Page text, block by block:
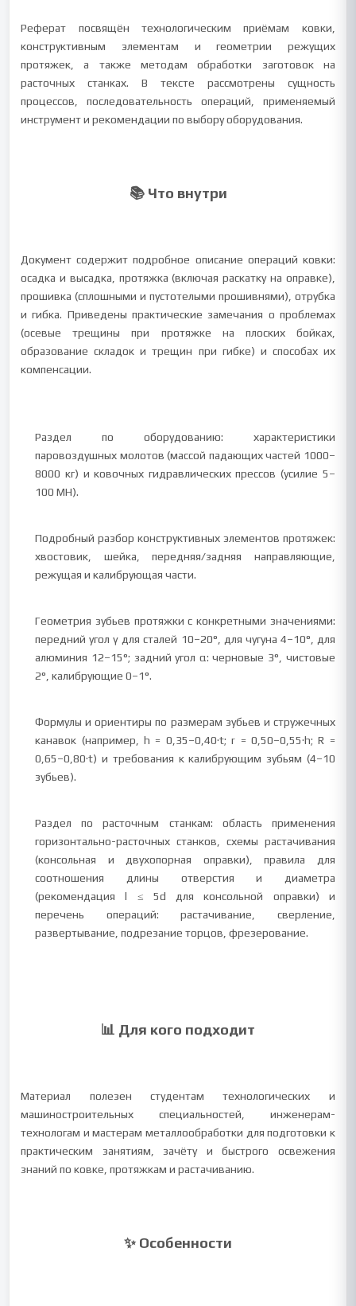
Реферат посвящён технологическим приёмам ковки,
конструктивным элементам и геометрии режущих
протяжек, а также методам обработки заготовок на
расточных станках. В тексте рассмотрены сущность
процессов, последовательность операций, применяемый
инструмент и рекомендации по выбору оборудования.
📚 Что внутри
Документ содержит подробное описание операций ковки:
осадка и высадка, протяжка (включая раскатку на оправке),
прошивка (сплошными и пустотелыми прошивнями), отрубка
и гибка. Приведены практические замечания о проблемах
(осевые трещины при протяжке на плоских бойках,
образование складок и трещин при гибке) и способах их
компенсации.
Раздел по оборудованию: характеристики
паровоздушных молотов (массой падающих частей 1000–
8000 кг) и ковочных гидравлических прессов (усилие 5–
100 МН).
Подробный разбор конструктивных элементов протяжек:
хвостовик, шейка, передняя/задняя направляющие,
режущая и калибрующая части.
Геометрия зубьев протяжки с конкретными значениями:
передний угол γ для сталей 10–20°, для чугуна 4–10°, для
алюминия 12–15°; задний угол α: черновые 3°, чистовые
2°, калибрующие 0–1°.
Формулы и ориентиры по размерам зубьев и стружечных
канавок (например, h = 0,35–0,40·t; r = 0,50–0,55·h; R =
0,65–0,80·t) и требования к калибрующим зубьям (4–10
зубьев).
Раздел по расточным станкам: область применения
горизонтально-расточных станков, схемы растачивания
(консольная и двухопорная оправки), правила для
соотношения длины отверстия и диаметра
(рекомендация l ≤ 5d для консольной оправки) и
перечень операций: растачивание, сверление,
развертывание, подрезание торцов, фрезерование.
📊 Для кого подходит
Материал полезен студентам технологических и
машиностроительных специальностей, инженерам-
технологам и мастерам металлообработки для подготовки к
практическим занятиям, зачёту и быстрого освежения
знаний по ковке, протяжкам и растачиванию.
✨ Особенности